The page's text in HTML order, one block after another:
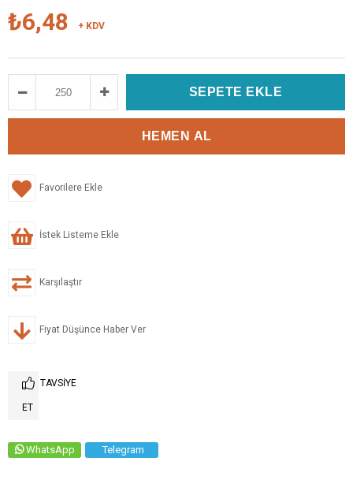
₺6,48 + KDV
Favorilere Ekle
İstek Listeme Ekle
Karşılaştır
Fiyat Düşünce Haber Ver
TAVSIYE
ET
WhatsApp Telegram